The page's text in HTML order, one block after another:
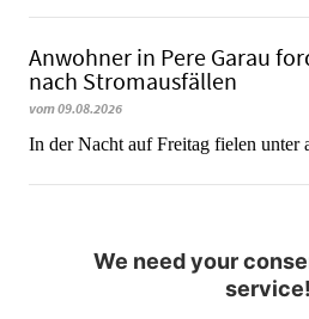
Anwohner in Pere Garau
nach Stromausfällen
vom 09.08.2026
In der Nacht auf Freitag fielen unter
We need your
service!